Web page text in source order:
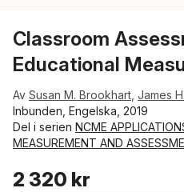
Classroom
Educational
Av Susan M. Brookhart James
Inbunden, Engelska, 2019
Del i serien NCME
MEASUREMENT AND
2 320 kr